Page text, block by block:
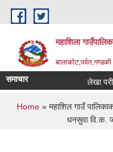
Skip to main content
महाशिला
समाचार लेखा
You are here
Home » महाशिल गाउँ
धनसुवा वि.क.